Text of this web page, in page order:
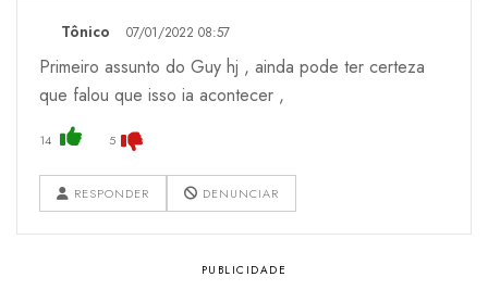
Tônico 07/01/2022 08:57
Primeiro assunto do Guy hj , ainda pode ter certeza
que falou que isso ia acontecer ,
14 5
RESPONDER DENUNCIAR